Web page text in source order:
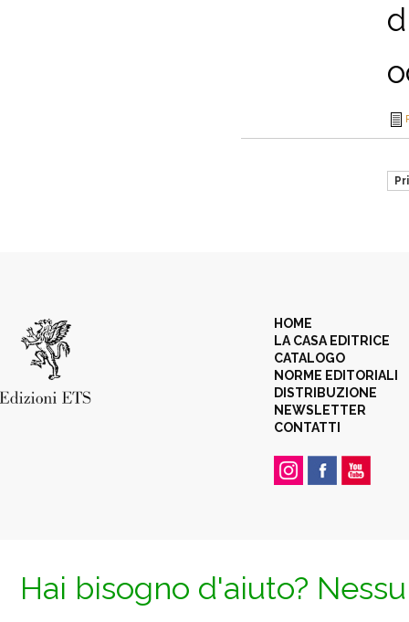
HOME
LA CASA EDITRICE
CATALOGO
NORME EDITORIALI
DISTRIBUZIONE
NEWSLETTER
CONTATTI
Hai bisogno d'aiuto?